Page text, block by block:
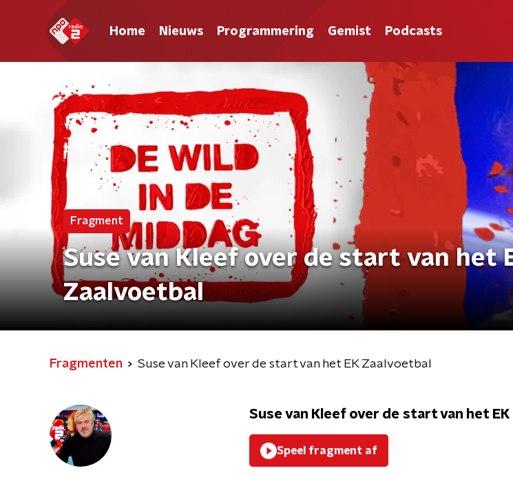
Home Nieuws Programmering Gemist Podcasts
Fragment
Suse van Kleef over de start van het
Zaalvoetbal
Fragmenten Suse van Kleef over de start van het EK Zaalvoetbal
Suse van Kleef over de start van het EK
Speel fragment af